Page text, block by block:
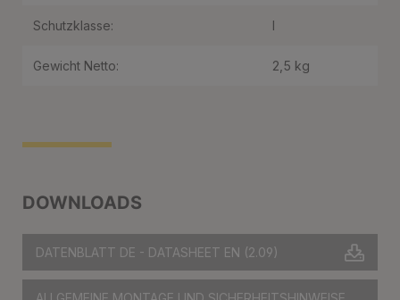
DOWNLOADS
DATENBLATT DE - DATASHEET EN (2.09)
Schutzklasse: I
Gewicht Netto: 2,5 kg